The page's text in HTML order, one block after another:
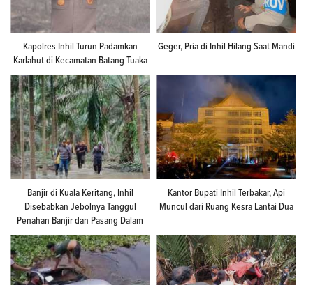
Kapolres Inhil Turun Padamkan
Karlahut di Kecamatan Batang Tuaka
Geger, Pria di Inhil Hilang Saat Mandi
Banjir di Kuala Keritang, Inhil
Disebabkan Jebolnya Tanggul
Penahan Banjir dan Pasang Dalam
Kantor Bupati Inhil Terbakar, Api
Muncul dari Ruang Kesra Lantai Dua